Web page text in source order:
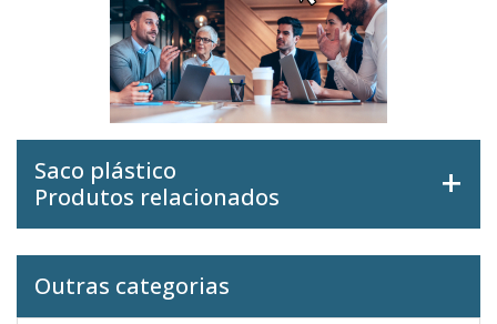
Saco plástico
Produtos relacionados
Outras categorias